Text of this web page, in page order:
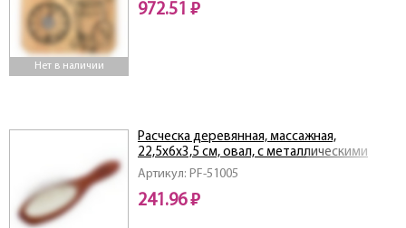
Нет в наличии
972.51 ₽
Артикул: PF-51005
Расческа деревянная, массажная,
22,5х6х3,5 см, овал, с металлическими
зубчиками
241.96 ₽